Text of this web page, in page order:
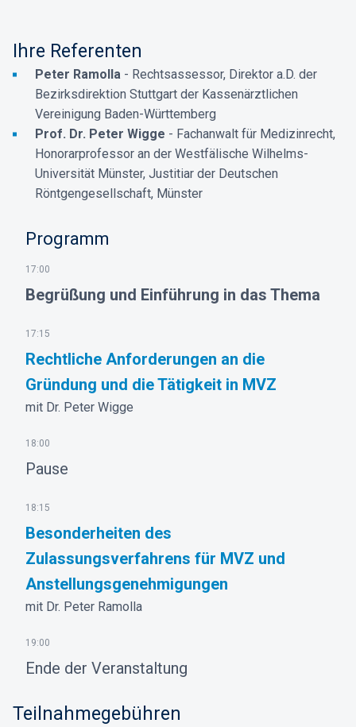
Ihre Referenten
Peter Ramolla - Rechtsassessor, Direktor a.D. der
Bezirksdirektion Stuttgart der Kassenärztlichen
Vereinigung Baden-Württemberg
Prof. Dr. Peter Wigge - Fachanwalt für Medizinrecht,
Honorarprofessor an der Westfälische Wilhelms-
Universität Münster, Justitiar der Deutschen
Röntgengesellschaft, Münster
Programm
17:00
Begrüßung und Einführung in das Thema
17:15
Rechtliche Anforderungen an die
Gründung und die Tätigkeit in MVZ
mit Dr. Peter Wigge
18:00
Pause
18:15
Besonderheiten des
Zulassungsverfahrens für MVZ und
Anstellungsgenehmigungen
mit Dr. Peter Ramolla
19:00
Ende der Veranstaltung
Teilnahmegebühren